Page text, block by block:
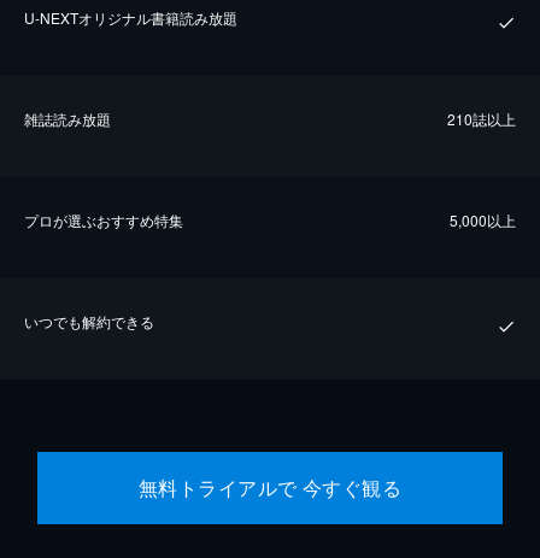
U-NEXTオリジナル書籍読み放題
雑誌読み放題 210誌以上
プロが選ぶおすすめ特集 5,000以上
いつでも解約できる
無料トライアルで 今すぐ観る